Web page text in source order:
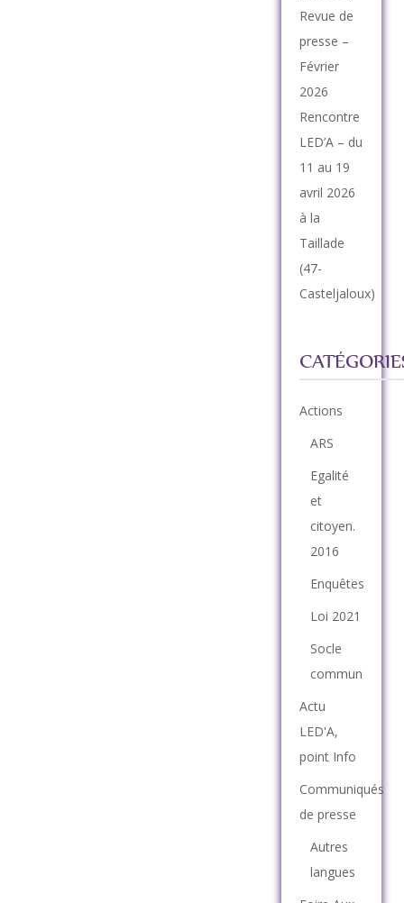
Revue de
presse –
Février
2026
Rencontre
LED’A – du
11 au 19
avril 2026
à la
Taillade
(47-
Casteljaloux)
Actions
ARS
Egalité
et
citoyen.
2016
Enquêtes
Loi 2021
Socle
commun
Actu
LED'A,
point Info
Communiqués
de presse
Autres
langues